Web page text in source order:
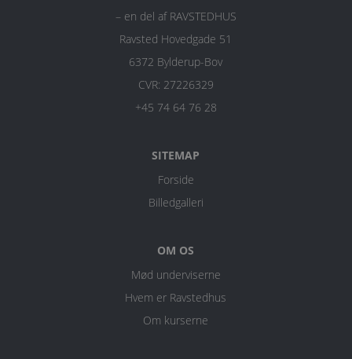
– en del af RAVSTEDHUS
Ravsted Hovedgade 51
6372 Bylderup-Bov
CVR: 27226329
+45 74 64 76 28
SITEMAP
Forside
Billedgalleri
OM OS
Mød underviserne
Hvem er Ravstedhus
Om kurserne